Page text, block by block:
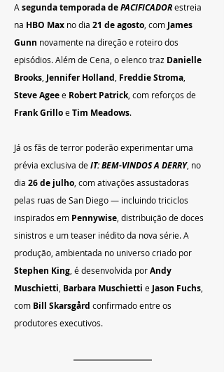
A segunda temporada de PACIFICADOR estreia
na HBO Max no dia 21 de agosto , com James
Gunn novamente na direção e roteiro dos
episódios. Além de Cena, o elenco traz Danielle
Brooks Jennifer Holland Freddie Stroma
Steve Agee e Robert Patrick , com reforços de
Frank Grillo e Tim Meadows.
Já os fãs de terror poderão experimentar uma
prévia exclusiva de IT: BEM-VINDOS A DERRY, no
dia 26 de julho , com ativações assustadoras
pelas ruas de San Diego — incluindo triciclos
inspirados em Pennywise , distribuição de doces
sinistros e um teaser inédito da nova série. A
produção, ambientada no universo criado por
Stephen King , é desenvolvida por Andy
Muschietti Barbara Muschietti e Jason Fuchs
com Bill Skarsgård confirmado entre os
produtores executivos.